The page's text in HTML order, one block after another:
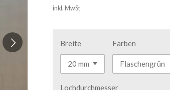
inkl. MwSt
Breite Farben
Lochdurchmesser